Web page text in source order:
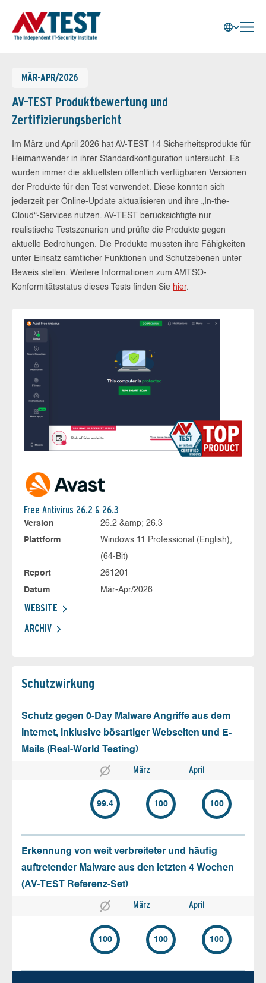
MÄR-APR/2026
AV-TEST Produktbewertung und
Zertifizierungsbericht
Im März und April 2026 hat AV-TEST 14 Sicherheitsprodukte für
Heimanwender in ihrer Standardkonfiguration untersucht. Es
wurden immer die aktuellsten öffentlich verfügbaren Versionen
der Produkte für den Test verwendet. Diese konnten sich
jederzeit per Online-Update aktualisieren und ihre „In-the-
Cloud“-Services nutzen. AV-TEST berücksichtigte nur
realistische Testszenarien und prüfte die Produkte gegen
aktuelle Bedrohungen. Die Produkte mussten ihre Fähigkeiten
unter Einsatz sämtlicher Funktionen und Schutzebenen unter
Beweis stellen. Weitere Informationen zum AMTSO-
Konformitätsstatus dieses Tests finden Sie hier.
Free Antivirus 26.2 & 26.3
Version
26.2 &amp; 26.3
Plattform
Windows 11 Professional (English),
(64-Bit)
Report
261201
Datum
Mär-Apr/2026
WEBSITE
ARCHIV
Schutz­wirkung
Schutz gegen 0-Day Malware Angriffe aus dem
Internet, inklusive bösartiger Webseiten und E-
Mails (Real-World Testing)
März April
99.4 100 100
Erkennung von weit verbreiteter und häufig
auftretender Malware aus den letzten 4 Wochen
(AV-TEST Referenz-Set)
März April
100 100 100